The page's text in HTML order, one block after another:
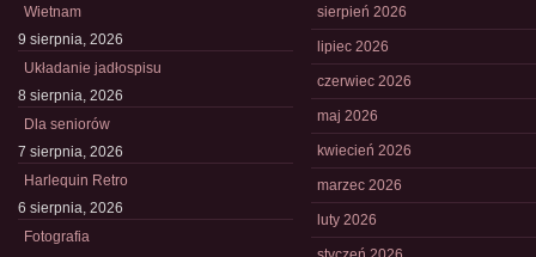
Wietnam
9 sierpnia, 2026
Układanie jadłospisu
8 sierpnia, 2026
Dla seniorów
7 sierpnia, 2026
Harlequin Retro
6 sierpnia, 2026
Fotografia
sierpień 2026
lipiec 2026
czerwiec 2026
maj 2026
kwiecień 2026
marzec 2026
luty 2026